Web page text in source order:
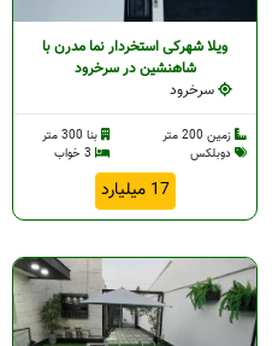
ویلا شهرکی استخردار نما مدرن با
شاهنشین در سرخرود
سرخرود
زمین 200 متر
بنا 300 متر
دوبلکس
17 میلیارد